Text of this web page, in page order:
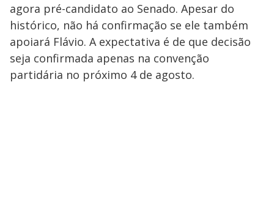
agora pré-candidato ao Senado. Apesar do
histórico, não há confirmação se ele também
apoiará Flávio. A expectativa é de que decisão
seja confirmada apenas na convenção
partidária no próximo 4 de agosto.